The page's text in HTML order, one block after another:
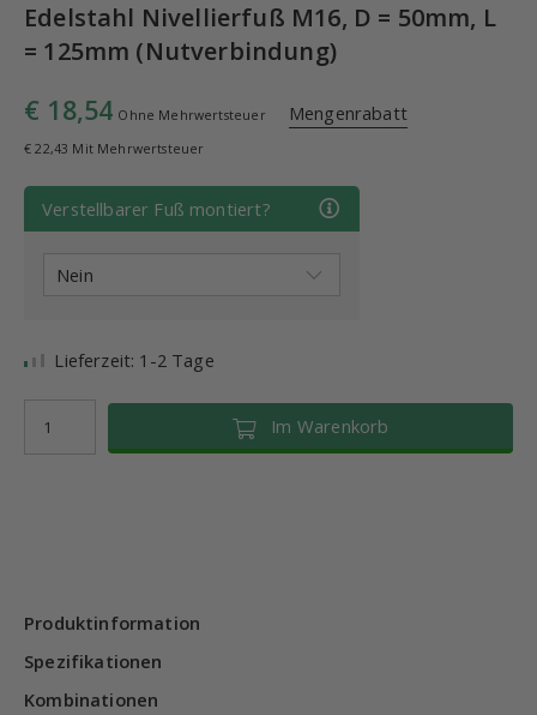
Edelstahl Nivellierfuß M16, D = 50mm, L
= 125mm (Nutverbindung)
€ 18,54 Ohne Mehrwertsteuer Mengenrabatt
€ 22,43 Mit Mehrwertsteuer
Verstellbarer Fuß montiert?
Lieferzeit: 1-2 Tage
Im Warenkorb
Produktinformation
Spezifikationen
Kombinationen